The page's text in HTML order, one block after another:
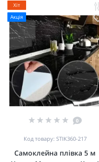
Хіт
Акція
0
Код товару: STIK360-217
Самоклейна плівка 5 м